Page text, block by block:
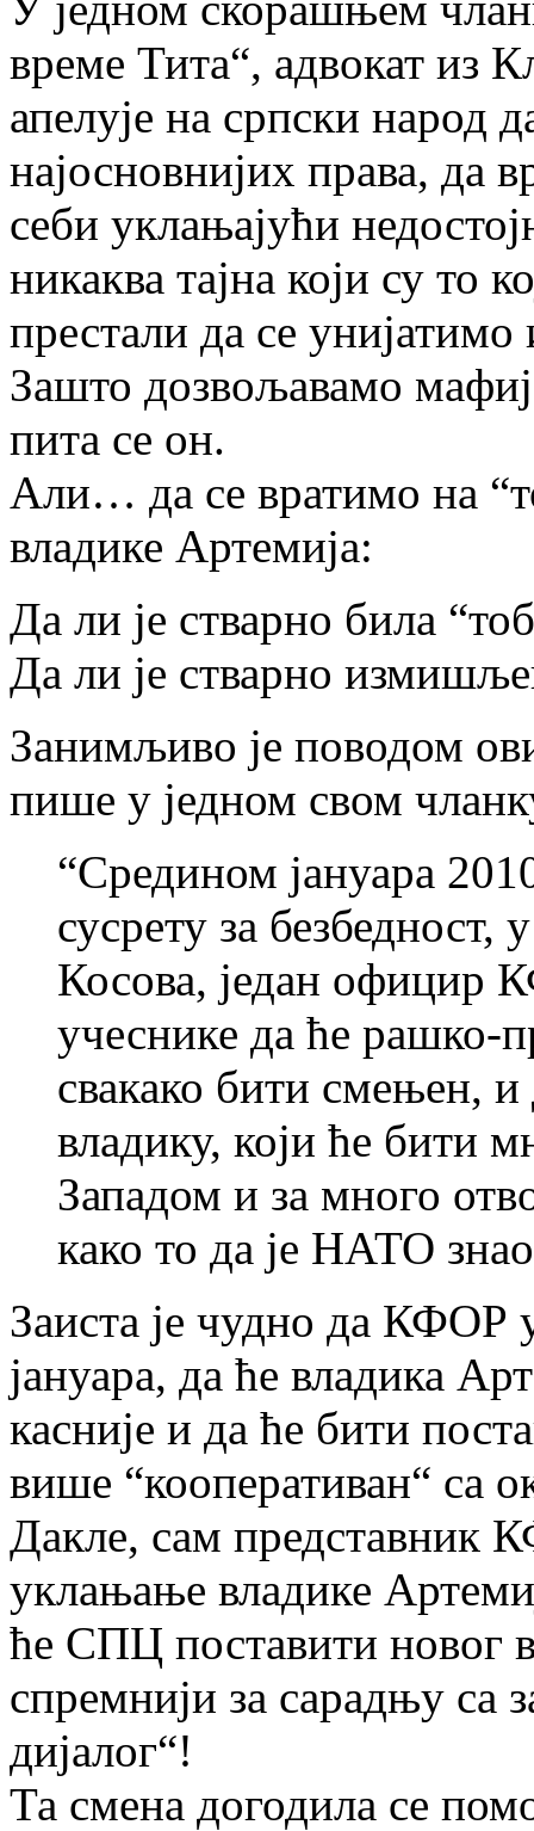
време Тита“, адвокат из
апелује на српски народ
најосновнијих права, да
себи уклањајући
никаква тајна који су то
престали да се
Зашто дозвољавамо
пита се он.
Али… да се вратимо на
владике Артемија:
Да ли је стварно била
Да ли је стварно
Занимљиво је поводом
пише у једном свом
“Средином јануара
сусрету за
Косова, један официр
учеснике да ће рашко-
свакако бити смењен,
владику, који ће бити
Западом и за много
како то да је НАТО
Заиста је чудно да КФОР
јануара, да ће владика
касније и да ће бити
више “кооперативан“ са
Дакле, сам представник
уклањање владике
ће СПЦ поставити новог
спремнији за сарадњу са
дијалог“!
Та смена догодила се